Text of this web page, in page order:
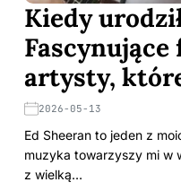
Kiedy
artysty,
2026-05-13
Ed Sheeran to jeden z
muzyka towarzyszy mi w
z wielką…